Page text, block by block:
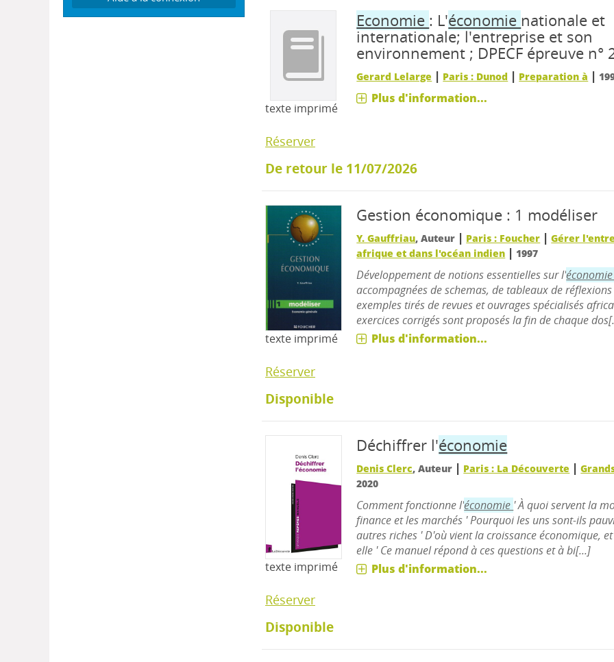
texte imprimé
Economie : L'économie nationale et
internationale; l'entreprise et son
environnement ; DPECF épreuve n°
Gerard Lelarge | Paris : Dunod | Preparation à |
Plus d'information...
Réserver
De retour le 11/07/2026
texte imprimé
Gestion économique : 1 modéliser
Y. Gauffriau, Auteur | Paris : Foucher |Gérer
afrique et dans l'océan indien | 1997
Développement de notions essentielles sur l'
accompagnées de schemas, de tableaux de
exemples tirés de revues et ouvrages spécialisés
exercices corrigés sont proposés la fin de chaque
Plus d'information...
Réserver
Disponible
texte imprimé
Déchiffrer l'économie
Denis Clerc, Auteur | Paris : La Découverte |
2020
Comment fonctionne l'économie ' À quoi servent la
finance et les marchés ' Pourquoi les uns sont-ils
autres riches ' D'où vient la croissance économique,
elle ' Ce manuel répond à ces questions et à bi[...]
Plus d'information...
Réserver
Disponible